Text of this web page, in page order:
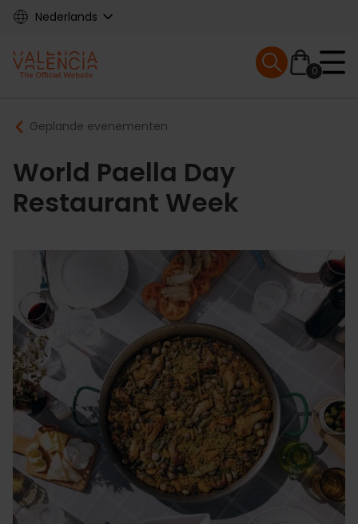
Skip
content
Nederlands
Main
navigation
0
Mobile menu
Breadcrumb
Geplande evenementen
World Paella Day
Restaurant Week